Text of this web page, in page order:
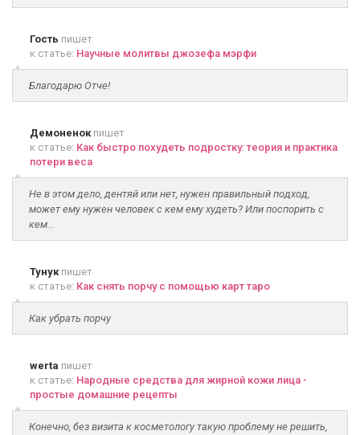
Гость пишет
к статье: Научные молитвы джозефа мэрфи
Благодарю Отче!
Демоненокпишет
к статье: Как быстро похудеть подростку: теория и практика
потери веса
Не в этом дело, дентяй или нет, нужен правильный подход,
может ему нужен человек с кем ему худеть? Или поспорить с
кем...
Тунукпишет
к статье: Как снять порчу с помощью карт таро
Как убрать порчу
werta пишет
к статье: Народные средства для жирной кожи лица -
простые домашние рецепты
Конечно, без визита к косметологу такую проблему не решить,